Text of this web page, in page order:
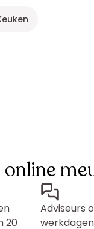
online
20
Adviseurs